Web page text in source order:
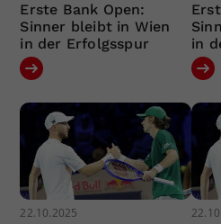
Erste Bank Open:
Sinner bleibt in Wien
in der Erfolgsspur
in
22.10.2025